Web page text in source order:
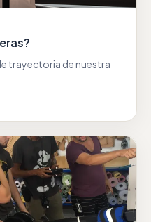
trayectoria de nuestra